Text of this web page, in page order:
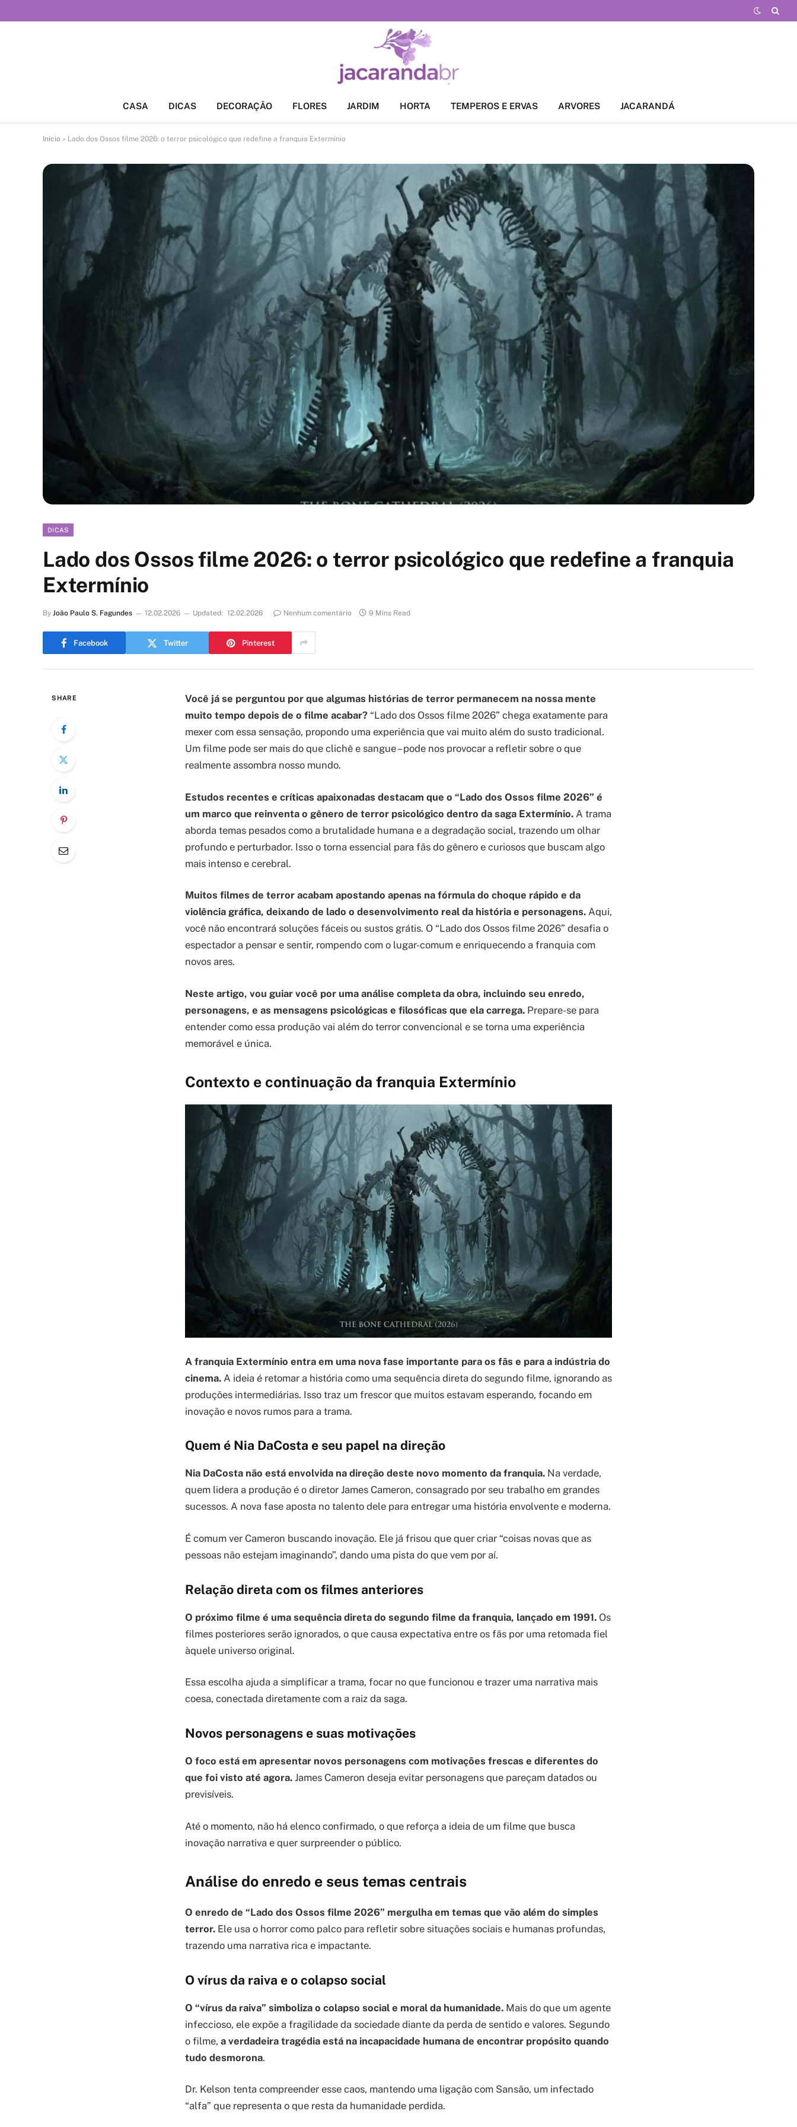
CASA DICAS DECORAÇÃO FLORES JARDIM HORTA TEMPEROS E ERVAS ARVORES JACARANDÁ
Início » Lado dos Ossos filme 2026: o terror psicológico que redefine a franquia Extermínio
DICAS
Lado dos Ossos filme 2026: o terror psicológico que redefine a franquia
Extermínio
By João Paulo S. Fagundes 12.02.2026 Updated: 12.02.2026 Nenhum comentário 9 Mins Read
Facebook Twitter Pinterest
SHARE
Você já se perguntou por que algumas histórias de terror permanecem na nossa mente
muito tempo depois de o filme acabar? “Lado dos Ossos filme 2026” chega exatamente para
mexer com essa sensação, propondo uma experiência que vai muito além do susto tradicional.
Um filme pode ser mais do que clichê e sangue – pode nos provocar a refletir sobre o que
realmente assombra nosso mundo.
Estudos recentes e críticas apaixonadas destacam que o “Lado dos Ossos filme 2026” é
um marco que reinventa o gênero de terror psicológico dentro da saga Extermínio. A trama
aborda temas pesados como a brutalidade humana e a degradação social, trazendo um olhar
profundo e perturbador. Isso o torna essencial para fãs do gênero e curiosos que buscam algo
mais intenso e cerebral.
Muitos filmes de terror acabam apostando apenas na fórmula do choque rápido e da
violência gráfica, deixando de lado o desenvolvimento real da história e personagens. Aqui,
você não encontrará soluções fáceis ou sustos grátis. O “Lado dos Ossos filme 2026” desafia o
espectador a pensar e sentir, rompendo com o lugar-comum e enriquecendo a franquia com
novos ares.
Neste artigo, vou guiar você por uma análise completa da obra, incluindo seu enredo,
personagens, e as mensagens psicológicas e filosóficas que ela carrega. Prepare-se para
entender como essa produção vai além do terror convencional e se torna uma experiência
memorável e única.
Contexto e continuação da franquia Extermínio
A franquia Extermínio entra em uma nova fase importante para os fãs e para a indústria do
cinema. A ideia é retomar a história como uma sequência direta do segundo filme, ignorando as
produções intermediárias. Isso traz um frescor que muitos estavam esperando, focando em
inovação e novos rumos para a trama.
Quem é Nia DaCosta e seu papel na direção
Nia DaCosta não está envolvida na direção deste novo momento da franquia. Na verdade,
quem lidera a produção é o diretor James Cameron, consagrado por seu trabalho em grandes
sucessos. A nova fase aposta no talento dele para entregar uma história envolvente e moderna.
É comum ver Cameron buscando inovação. Ele já frisou que quer criar “coisas novas que as
pessoas não estejam imaginando”, dando uma pista do que vem por aí.
Relação direta com os filmes anteriores
O próximo filme é uma sequência direta do segundo filme da franquia, lançado em 1991. Os
filmes posteriores serão ignorados, o que causa expectativa entre os fãs por uma retomada fiel
àquele universo original.
Essa escolha ajuda a simplificar a trama, focar no que funcionou e trazer uma narrativa mais
coesa, conectada diretamente com a raiz da saga.
Novos personagens e suas motivações
O foco está em apresentar novos personagens com motivações frescas e diferentes do
que foi visto até agora. James Cameron deseja evitar personagens que pareçam datados ou
previsíveis.
Até o momento, não há elenco confirmado, o que reforça a ideia de um filme que busca
inovação narrativa e quer surpreender o público.
Análise do enredo e seus temas centrais
O enredo de “Lado dos Ossos filme 2026” mergulha em temas que vão além do simples
terror. Ele usa o horror como palco para refletir sobre situações sociais e humanas profundas,
trazendo uma narrativa rica e impactante.
O vírus da raiva e o colapso social
O “vírus da raiva” simboliza o colapso social e moral da humanidade. Mais do que um agente
infeccioso, ele expõe a fragilidade da sociedade diante da perda de sentido e valores. Segundo
o filme, a verdadeira tragédia está na incapacidade humana de encontrar propósito quando
tudo desmorona.
Dr. Kelson tenta compreender esse caos, mantendo uma ligação com Sansão, um infectado
“alfa” que representa o que resta da humanidade perdida.